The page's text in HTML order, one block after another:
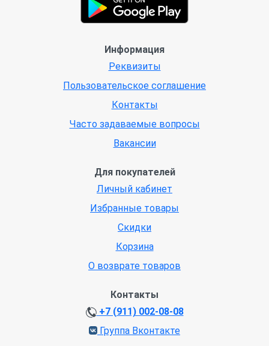
Информация
Реквизиты
Пользовательское соглашение
Контакты
Часто задаваемые вопросы
Вакансии
Для покупателей
Личный кабинет
Избранные товары
Скидки
Корзина
О возврате товаров
Контакты
+7 (911) 002-08-08
Группа Вконтакте